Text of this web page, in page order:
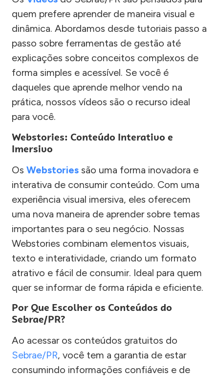
quem prefere aprender de maneira visual e
dinâmica. Abordamos desde tutoriais passo a
passo sobre ferramentas de gestão até
explicações sobre conceitos complexos de
forma simples e acessível. Se você é
daqueles que aprende melhor vendo na
prática, nossos vídeos são o recurso ideal
para você.
Webstories: Conteúdo Interativo e
Imersivo
Os Webstories são uma forma inovadora e
interativa de consumir conteúdo. Com uma
experiência visual imersiva, eles oferecem
uma nova maneira de aprender sobre temas
importantes para o seu negócio. Nossas
Webstories combinam elementos visuais,
texto e interatividade, criando um formato
atrativo e fácil de consumir. Ideal para quem
quer se informar de forma rápida e eficiente.
Por Que Escolher os Conteúdos do
Sebrae/PR?
Ao acessar os conteúdos gratuitos do
Sebrae/PR, você tem a garantia de estar
consumindo informações confiáveis e de